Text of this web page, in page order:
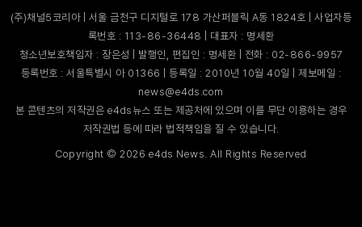
(주)채널5코리아 | 서울 금천구 디지털로 178 가산퍼블릭 A동 1824호 | 사업자등
록번호 : 113-86-36448 | 대표자 : 명세환
청소년보호책임자 : 장은성 | 발행인, 편집인 : 명세환 | 전화 : 02-866-9957
등록번호 : 서울특별시 아 01366 | 등록일 : 2010년 10월 40일 | 제보메일 :
news@e4ds.com
본 콘텐츠의 저작권은 e4ds뉴스 또는 제공처에 있으며 이를 무단 이용하는 경우
저작권법 등에 따라 법적책임을 질 수 있습니다.
Copyright ©2026 e4ds News. All Rights Reserved